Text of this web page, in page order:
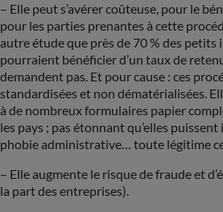
– Elle peut s’avérer coûteuse, pour le
pour les parties prenantes à cette
autre étude que près de 70 % des petits
pourraient bénéficier d’un taux de
demandent pas. Et pour cause : ces
standardisées et non dématérialisées.
à de nombreux formulaires papier
les pays ; pas étonnant qu’elles
phobie administrative… toute légitime
– Elle augmente le risque de fraude et
la part des entreprises).